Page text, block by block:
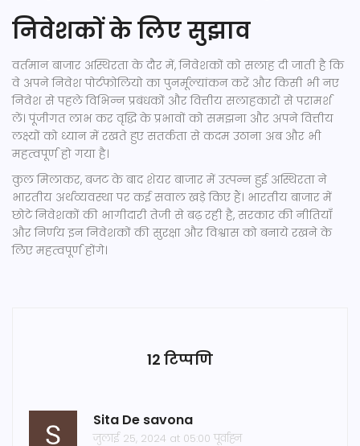
निवेशकों के लिए सुझाव
वर्तमान बाजार अस्थिरता के दौर में, निवेशकों को सलाह दी जाती है कि
वे अपने निवेश पोर्टफोलियो का पुनर्मूल्यांकन करें और किसी भी नए
निवेश से पहले विभिन्न प्रबंधकों और वित्तीय सलाहकारों से परामर्श
लें। पूंजीगत लाभ कर वृद्धि के प्रभावों को समझना और अपने वित्तीय
लक्ष्यों को ध्यान में रखते हुए सतर्कता से कदम उठाना अब और भी
महत्वपूर्ण हो गया है।
कुल मिलाकर, बजट के बाद शेयर बाजार में उत्पन्न हुई अस्थिरता ने
भारतीय अर्थव्यवस्था पर कई सवाल खड़े किए हैं। भारतीय बाजार में
छोटे निवेशकों की भागीदारी तेजी से बढ़ रही है, सरकार की नीतियाँ
और निर्णय इन निवेशकों की सुरक्षा और विश्वास को बनाये रखने के
लिए महत्वपूर्ण होंगे।
12 टिप्पणि
Sita De savona
जुलाई 25, 2024 at 05:00 पूर्वाह्न